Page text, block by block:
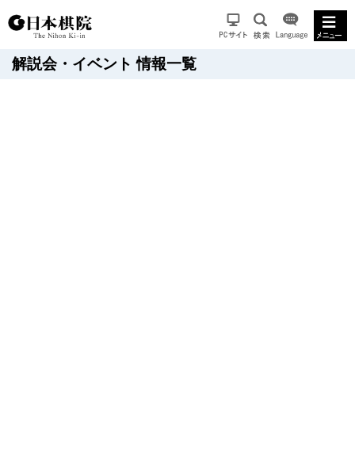
解説会・イベント 情報一覧